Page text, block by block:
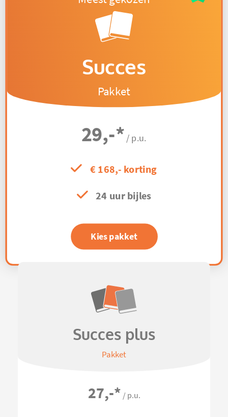
Succes
Pakket
29,-* / p.u.
€ 168,- korting
24 uur bijles
Kies pakket
Succes plus
Pakket
27,-* / p.u.